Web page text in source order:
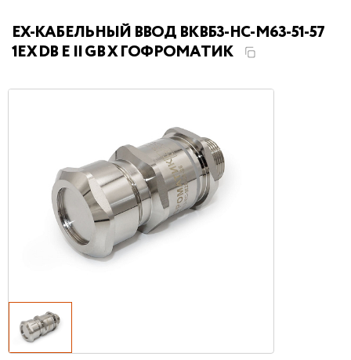
ЕХ-КАБЕЛЬНЫЙ ВВОД ВКВБ3-НС-M63-51-57
1EX DB E II GB X ГОФРОМАТИК